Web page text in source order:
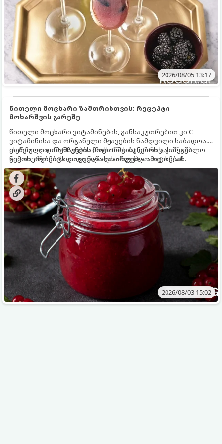
2026/08/05 13:17
წითელი მოცხარი ზამთრისთვის: რეცეპტი
მოხარშვის გარეშე
წითელი მოცხარი ვიტამინების, განსაკუთრებით კი C
ვიტამინისა და ორგანული მჟავების ნამდვილი საბადოა.
თერმული დამუშავების (მოხარშვის) დროს სასარგებლო
ნივთიერებების დიდი ნაწილი იშლება. ამიტომ, ამ
კენკრის ზამთრისთვის შესანახად საუკეთესო გზა
„ცოცხალი ჯემის“ მომზადებაა - მოხარშვის გარეშე.
ეს მეთოდი ინარჩუნებს მოცხარის ბუნებრივ, კაშკაშა
გემოს, არომატს და ყველა სასარგებლო თვისებას.
2026/08/03 15:02